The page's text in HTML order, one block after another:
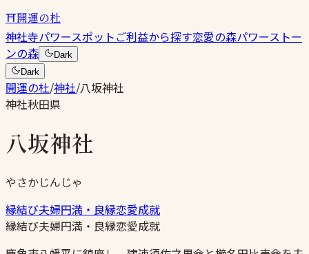
⛩開運の杜
神社寺パワースポットご利益から探す恋愛の森パワーストー
ンの森
Dark
Dark
開運の杜/神社/八坂神社
神社秋田県
八坂神社
やさかじんじゃ
縁結び夫婦円満・良縁恋愛成就
縁結び夫婦円満・良縁恋愛成就